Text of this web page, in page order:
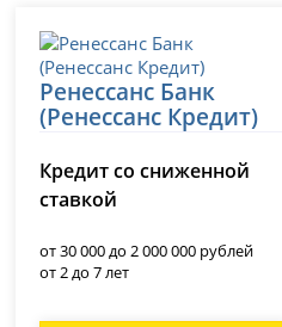
Ренессанс Банк
(Ренессанс Кредит)
Кредит со сниженной
ставкой
от 30 000 до 2 000 000 рублей
от 2 до 7 лет